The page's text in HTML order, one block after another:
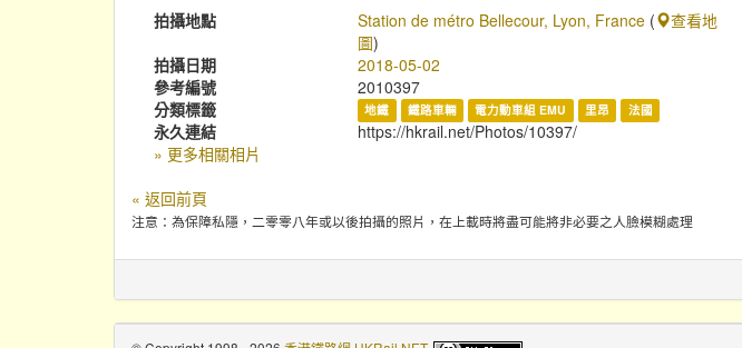
拍攝地點 Station de métro Bellecour, Lyon, France (
查看地
圖)
拍攝日期
2018-05-02
參考編號
2010397
分類標籤
地鐵 鐵路車輛 電力動車組 EMU 里昂 法國
永久連結
https://hkrail.net/Photos/10397/
» 更多相關相片
« 返回前頁
注意：為保障私隱，二零零八年或以後拍攝的照片，在上載時將盡可能將非必要之人臉模糊處理